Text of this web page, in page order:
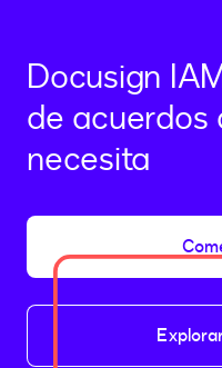
Docusign
de acuerdos
necesita